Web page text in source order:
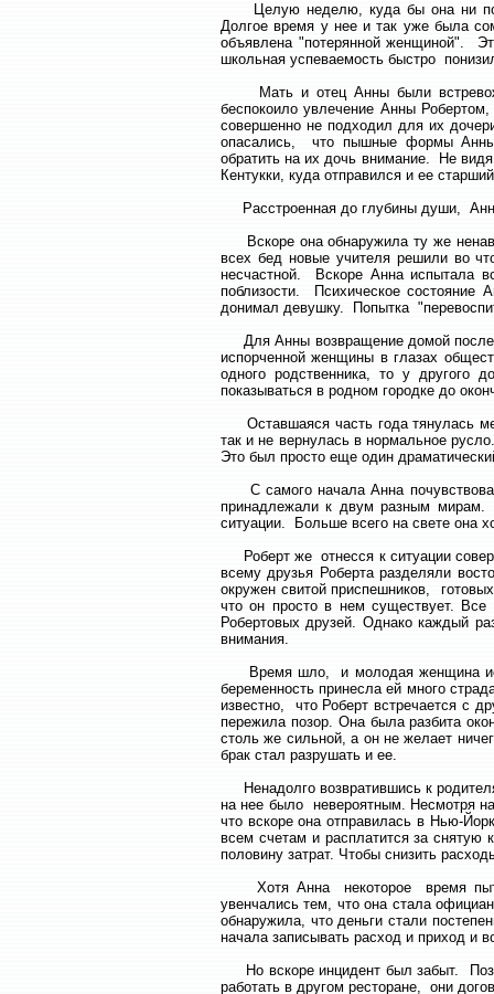
Целую неделю, куда бы она ни
Долгое время у нее и так уже была
объявлена "потерянной женщиной".
школьная успеваемость быстро
Мать и отец Анны были
беспокоило увлечение Анны
совершенно не подходил для их
опасались, что пышные формы Анны,
обратить на их дочь внимание. Не
Кентукки, куда отправился и ее
Расстроенная до глубины души,
Вскоре она обнаружила ту же
всех бед новые учителя решили во
несчастной. Вскоре Анна
поблизости. Психическое
донимал девушку. Попытка
Для Анны возвращение домой после
испорченной женщины в глазах
одного родственника, то у
показываться в родном городке до
Оставшаяся часть года тянулась
так и не вернулась в нормальное
Это был просто еще один
С самого начала Анна
принадлежали к двум разным
ситуации. Больше всего на свете она
Роберт же отнесся к ситуации
всему друзья Роберта разделяли
окружен свитой приспешников,
что он просто в нем существует.
Робертовых друзей. Однако каждый
внимания.
Время шло, и молодая женщина
беременность принесла ей много
известно, что Роберт встречается с
пережила позор. Она была разбита
столь же сильной, а он не желает
брак стал разрушать и ее.
Ненадолго возвратившись к
на нее было невероятным. Несмотря
что вскоре она отправилась в Нью-
всем счетам и расплатится за снятую
половину затрат. Чтобы снизить
Хотя Анна некоторое время
увенчались тем, что она стала
обнаружила, что деньги стали
начала записывать расход и приход и
Но вскоре инцидент был забыт.
работать в другом ресторане, они